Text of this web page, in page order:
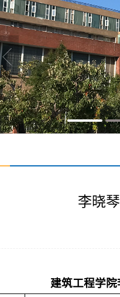
李晓
建筑工程学